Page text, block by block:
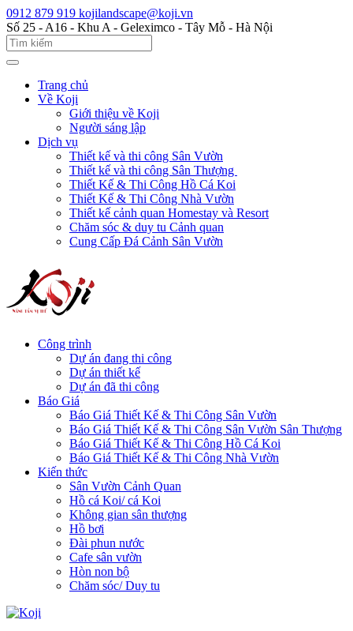
0912 879 919 kojilandscape@koji.vn
Số 25 - A16 - Khu A - Geleximco - Tây Mỗ - Hà Nội
Trang chủ
Về Koji
Giới thiệu về Koji
Người sáng lập
Dịch vụ
Thiết kế và thi công Sân Vườn
Thiết kế và thi công Sân Thượng
Thiết Kế & Thi Công Hồ Cá Koi
Thiết Kế & Thi Công Nhà Vườn
Thiết kế cảnh quan Homestay và Resort
Chăm sóc & duy tu Cảnh quan
Cung Cấp Đá Cảnh Sân Vườn
Công trình
Dự án đang thi công
Dự án thiết kế
Dự án đã thi công
Báo Giá
Báo Giá Thiết Kế & Thi Công Sân Vườn
Báo Giá Thiết Kế & Thi Công Sân Vườn Sân Thượng
Báo Giá Thiết Kế & Thi Công Hồ Cá Koi
Báo Giá Thiết Kế & Thi Công Nhà Vườn
Kiến thức
Sân Vườn Cảnh Quan
Hồ cá Koi/ cá Koi
Không gian sân thượng
Hồ bơi
Đài phun nước
Cafe sân vườn
Hòn non bộ
Chăm sóc/ Duy tu